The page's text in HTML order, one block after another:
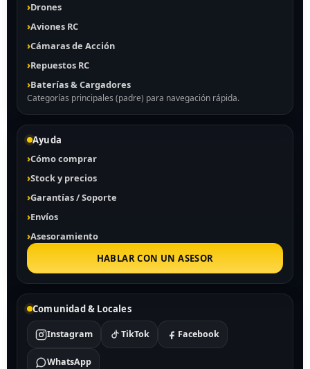
Drones
Aviones RC
Cámaras de Acción
Repuestos RC
Baterías & Cargadores
Categorías principales (padre) para navegación rápida.
Ayuda
Cómo comprar
Stock y precios
Garantías / Soporte
Envíos
Asesoramiento
HABLAR CON UN ASESOR
Comunidad & Locales
Instagram TikTok Facebook
WhatsApp